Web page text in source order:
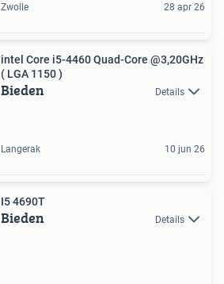
Zwolle 28 apr 26
intel Core i5-4460 Quad-Core @3,20GHz
( LGA 1150 )
Bieden Details
Langerak 10 jun 26
I5 4690T
Bieden Details